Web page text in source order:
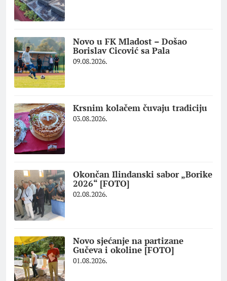
Novo u FK Mladost – Došao
Borislav Cicović sa Pala
09.08.2026.
Krsnim kolačem čuvaju tradiciju
03.08.2026.
Okončan Ilindanski sabor „Borike
2026“ [FOTO]
02.08.2026.
Novo sjećanje na partizane
Gučeva i okoline [FOTO]
01.08.2026.